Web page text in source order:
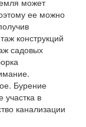
может
ее можно
конструкций
садовых
Бурение
в
канализации